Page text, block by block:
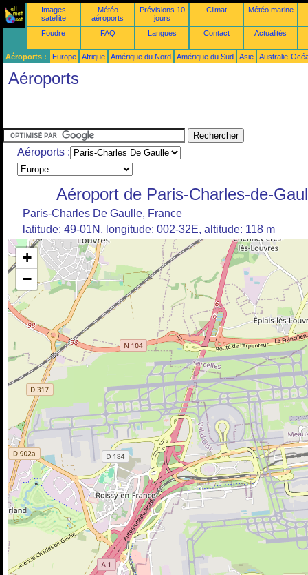
Images
satellite
Météo
aéroports
Prévisions 10
jours
Climat Météo marine
Foudre FAQ Langues Contact Actualités
Aéroports : Europe Afrique Amérique du Nord Amérique du Sud Asie Australie-
Aéroports
Aéroports :
Aéroport de Paris-Charles-de-
Paris-Charles De Gaulle, France
latitude: 49-01N, longitude: 002-32E, altitude: 118 m
+
−